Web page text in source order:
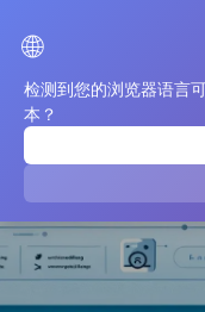
🌐
检测到您的浏览器语言
本？